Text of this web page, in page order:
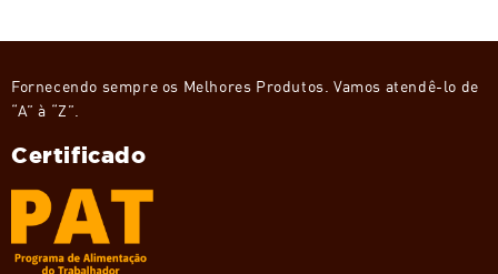
Fornecendo sempre os Melhores Produtos. Vamos atendê-lo de
“A” à “Z”.
Certificado